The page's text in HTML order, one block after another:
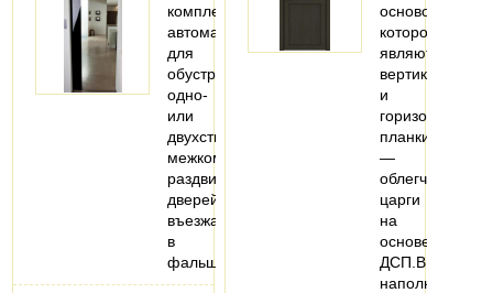
комплекты
автоматики
для
обустройства
одно-
или
двухстворчатых
межкомнатных
раздвижных
дверей,
въезжающих
в
фальшстену..
основой
которой
являются
вертикальная
и
горизонтальная
планки
—
облегченные
царги
на
основе
наполнением…